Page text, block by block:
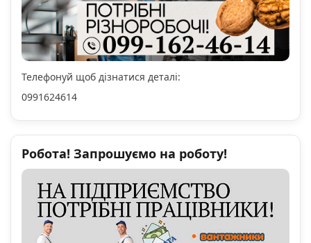
Телефонуй щоб дізнатися деталі:
0991624614
Робота! Запрошуємо на роботу!